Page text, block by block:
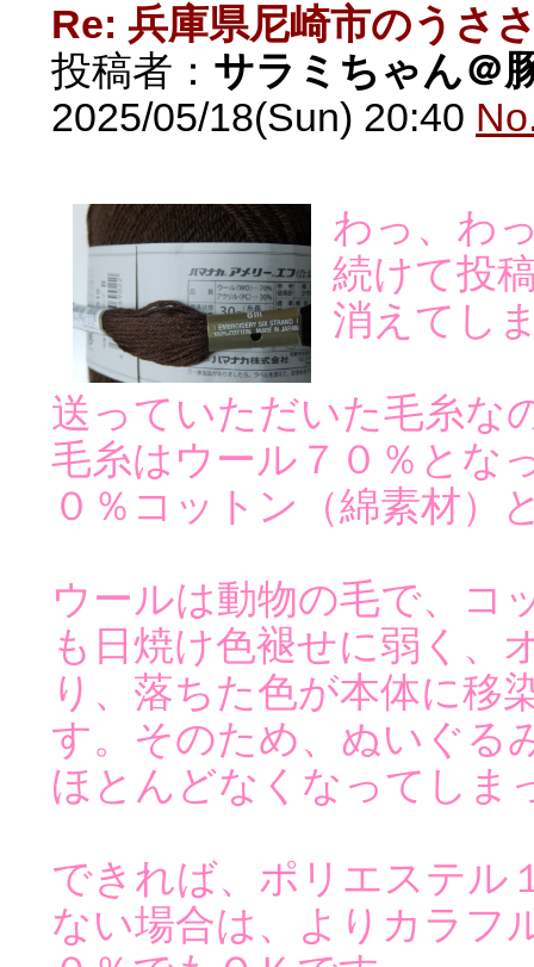
Re: 兵庫県尼崎市のうさ
投稿者： サラミちゃん＠
2025/05/18(Sun) 20:40
わっ、わ
続けて投
消えてし
送っていただいた毛糸な
毛糸はウール７０％とな
０％コットン（綿素材）
ウールは動物の毛で、コ
も日焼け色褪せに弱く、
り、落ちた色が本体に移
す。そのため、ぬいぐる
ほとんどなくなってしま
できれば、ポリエステル
ない場合は、よりカラフ